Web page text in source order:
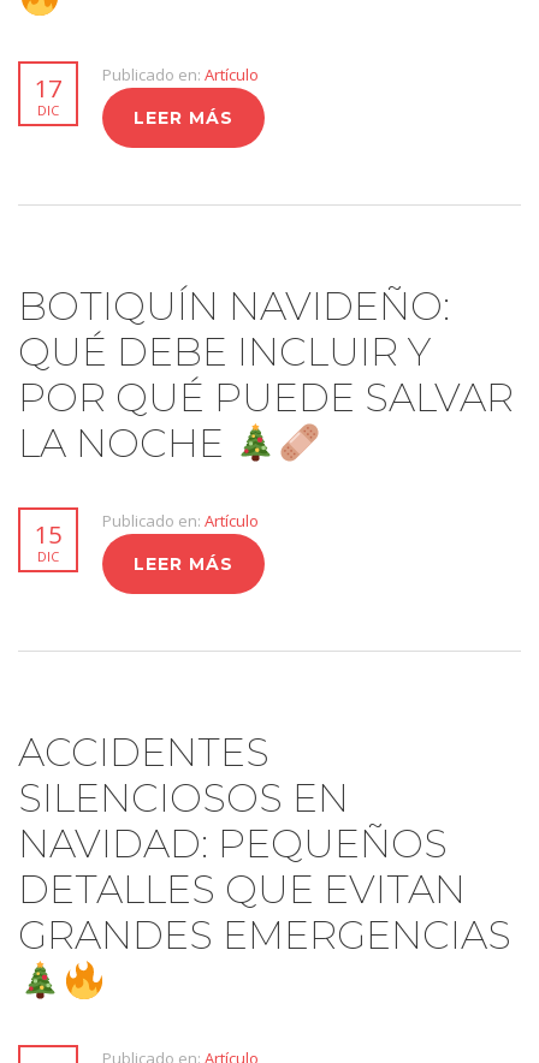
17
DIC
Publicado en: Artículo
LEER MÁS
BOTIQUÍN NAVIDEÑO:
QUÉ DEBE INCLUIR Y
POR QUÉ PUEDE SALVAR
LA NOCHE
15
DIC
Publicado en: Artículo
LEER MÁS
ACCIDENTES
SILENCIOSOS EN
NAVIDAD: PEQUEÑOS
DETALLES QUE EVITAN
GRANDES EMERGENCIAS